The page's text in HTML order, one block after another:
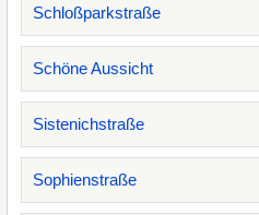
Schloßparkstraße
Schöne Aussicht
Sistenichstraße
Sophienstraße